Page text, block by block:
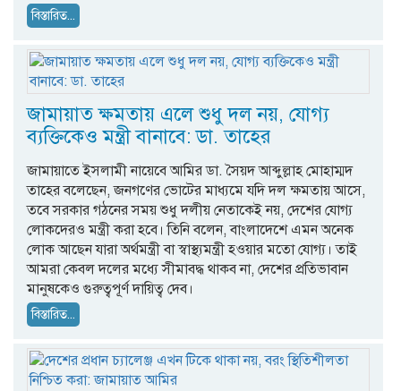
বিস্তারিত...
জামায়াত ক্ষমতায় এলে শুধু দল নয়, যোগ্য
ব্যক্তিকেও মন্ত্রী বানাবে: ডা. তাহের
জামায়াতে ইসলামী নায়েবে আমির ডা. সৈয়দ আব্দুল্লাহ মোহাম্মদ
তাহের বলেছেন, জনগণের ভোটের মাধ্যমে যদি দল ক্ষমতায় আসে,
তবে সরকার গঠনের সময় শুধু দলীয় নেতাকেই নয়, দেশের যোগ্য
লোকদেরও মন্ত্রী করা হবে। তিনি বলেন, বাংলাদেশে এমন অনেক
লোক আছেন যারা অর্থমন্ত্রী বা স্বাস্থ্যমন্ত্রী হওয়ার মতো যোগ্য। তাই
আমরা কেবল দলের মধ্যে সীমাবদ্ধ থাকব না, দেশের প্রতিভাবান
মানুষকেও গুরুত্বপূর্ণ দায়িত্ব দেব।
বিস্তারিত...